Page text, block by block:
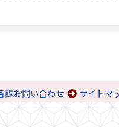
課お問い合わせ サイトマ